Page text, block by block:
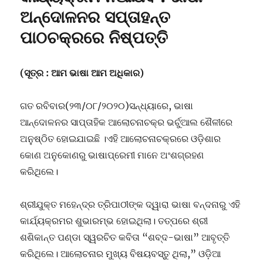
ଅନ୍ଦୋଳନର ସପ୍ତାହନ୍ତ
ପାଠଚକ୍ରରେ ନିଷ୍ପତ୍ତି
(ସୂତ୍ର : ଆମ ଭାଷା ଆମ ଅଧିକାର)
ଗତ ରବିବାର(୨୩/୦୮/୨୦୨୦)ସନ୍ଧ୍ୟାରେ, ଭାଷା
ଆନ୍ଦୋଳନର ସାପ୍ତାହିକ ଆଲୋଚନାଚକ୍ର ଭର୍ଚୁଆଲ ଶୈଳୀରେ
ଅନୁଷ୍ଠିତ ହୋଇଯାଇଛି ।ଏହି ଆଲୋଚନାଚକ୍ରରେ ଓଡ଼ିଶାର
କୋଣ ଅନୁକୋଣରୁ ଭାଷାପ୍ରେମୀ ମାନେ ଅଂଶଗ୍ରହଣ
କରିଥିଲେ।
ଶ୍ରୀଯୁକ୍ତ ମହେନ୍ଦ୍ର ତ୍ରିପାଠୀଙ୍କ ଦ୍ୱାରା ଭାଷା ବନ୍ଦନାରୁ ଏହି
କାର୍ଯ୍ୟକ୍ରମର ଶୁଭାରମ୍ଭ ହୋଇଥିଲା। ତତ୍ପରେ ଶ୍ରୀ
ଶଶିକାନ୍ତ ପଣ୍ଡା ସ୍ୱରଚିତ କବିତା “ଶବ୍ଦ-ଭାଷା” ଆବୃତ୍ତି
କରିଥିଲେ। ଆଲୋଚନାର ମୁଖ୍ୟ ବିଷୟବସ୍ତୁ ଥିଲା,” ଓଡ଼ିଆ